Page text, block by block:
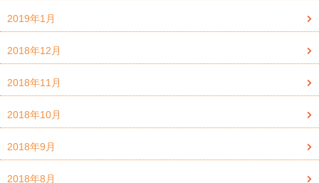
2019年1月
2018年12月
2018年11月
2018年10月
2018年9月
2018年8月